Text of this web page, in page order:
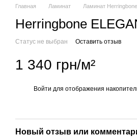
Главная Ламинат Ламинат Herringbone
Herringbone
Статус не выбран Оставить отзыв
1 340 грн/м²
Войти для отображения
Новый отзыв или